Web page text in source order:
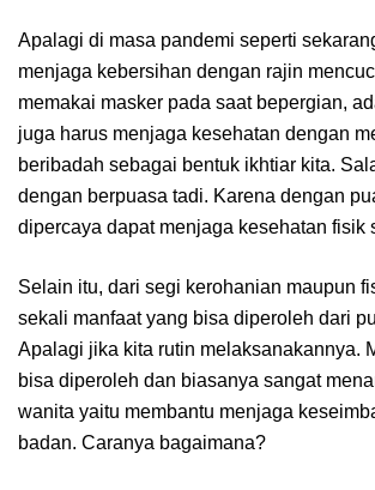
Apalagi di masa pandemi seperti
menjaga kebersihan dengan rajin
memakai masker pada saat bepergian,
juga harus menjaga kesehatan dengan
beribadah sebagai bentuk ikhtiar kita.
dengan berpuasa tadi. Karena dengan
dipercaya dapat menjaga kesehatan fisik
Selain itu, dari segi kerohanian maupun
sekali manfaat yang bisa diperoleh dari
Apalagi jika kita rutin melaksanakannya.
bisa diperoleh dan biasanya sangat
wanita yaitu membantu menjaga
badan. Caranya bagaimana?